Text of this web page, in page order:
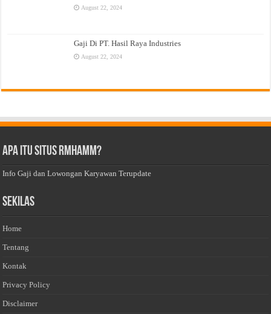
August 22, 2024
Gaji Di PT. Hasil Raya Industries
August 22, 2024
Apa Itu Situs Rmhamm?
Info Gaji dan Lowongan Karyawan Terupdate
Sekilas
Home
Tentang
Kontak
Privacy Policy
Disclaimer